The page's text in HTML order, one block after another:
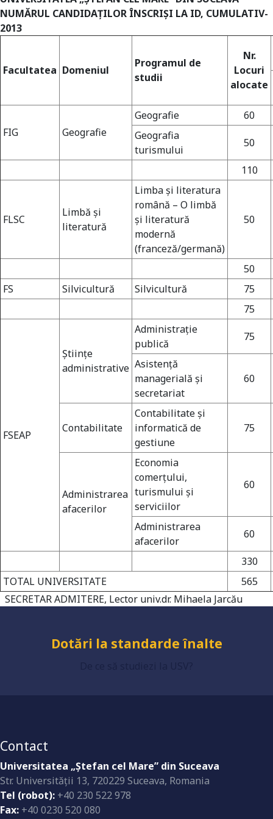
NUMĂRUL CANDIDAŢILOR ÎNSCRIŞI LA ID, CUMULATIV-
2013
Facultatea Domeniul
Programul de
studii
Nr.
Locuri
alocate
FIG Geografie
Geografie
60
Geografia
turismului
50
110
FLSC
Limbă şi
literatură
Limba şi literatura
română – O limbă
şi literatură
modernă
(franceză/germană)
50
50
FS
Silvicultură Silvicultură
75
75
FSEAP
Ştiinţe
administrative
Administraţie
publică
75
Asistenţă
managerială şi
secretariat
60
Contabilitate
Contabilitate şi
informatică de
gestiune
75
Administrarea
afacerilor
Economia
comerţului,
turismului şi
serviciilor
60
Administrarea
afacerilor
60
330
TOTAL UNIVERSITATE
565
SECRETAR ADMITERE, Lector univ.dr. Mihaela Jarcău
Universitate acreditată
Grad de încredere ridicat
Dotări la standarde înalte
Contact
Universitatea „Ştefan cel Mare” din Suceava
Str. Universităţii 13, 720229 Suceava, Romania
Tel (robot): +40 230 522 978
Fax: +40 0230 520 080